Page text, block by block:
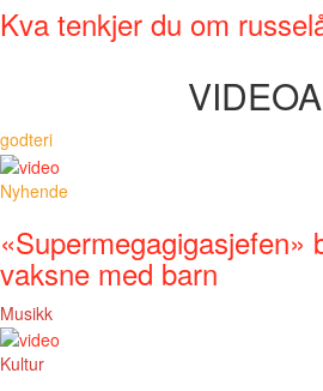
Kva tenkjer du om
godteri
Nyhende
«Supermegagigasjefen»
vaksne med barn
Musikk
Kultur